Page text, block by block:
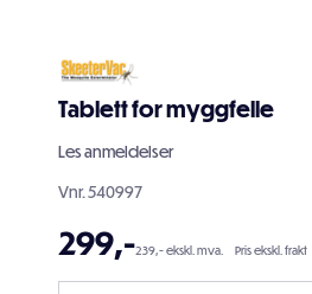
Tablett for myggfelle
Lesanmeldelser
Vnr.540997
299,-239,- ekskl. mva. Pris ekskl. frakt